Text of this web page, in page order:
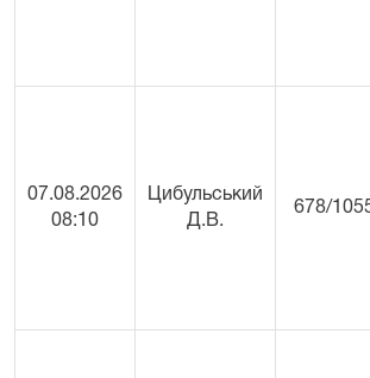
07.08.2026
08:10
Цибульський
Д.В.
678/